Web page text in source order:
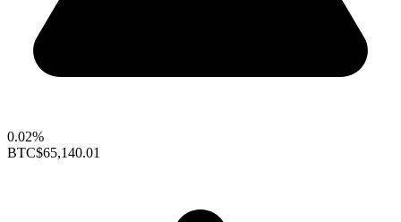
0.02%
BTC$65,140.01